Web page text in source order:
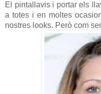
El pintallavis i portar els
a totes i en moltes
nostres looks. Però com